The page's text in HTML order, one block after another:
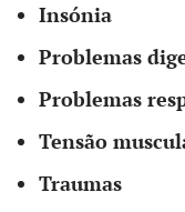
Insónia
Problemas
Problemas
Tensão
Traumas